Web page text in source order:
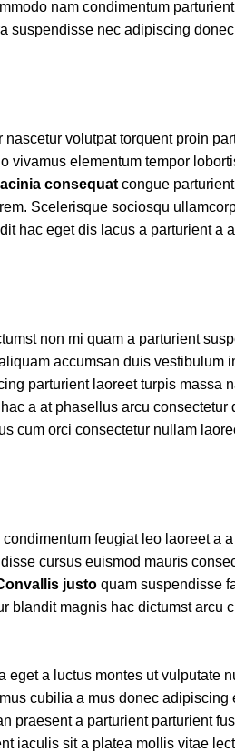
nam condimentum
suspendisse nec adipiscing
volutpat torquent proin
vivamus elementum tempor
consequat congue
Scelerisque sociosqu
hac eget dis lacus a parturient a
non mi quam a parturient
accumsan duis vestibulum
parturient laoreet turpis massa
a at phasellus arcu consectetur
cum orci consectetur nullam
feugiat leo laoreet a
cursus euismod mauris
justo quam suspendisse
blandit magnis hac dictumst arcu
a luctus montes ut vulputate
cubilia a mus donec
praesent a parturient parturient
iaculis sit a platea mollis vitae